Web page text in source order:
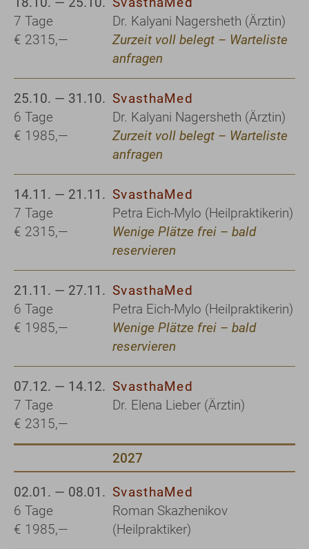
7 Tage
€ 2315,—
Dr. Kalyani Nagersheth (Ärztin)
Zurzeit voll belegt – Warteliste
anfragen
25.10. — 31.10.
6 Tage
€ 1985,—
SvasthaMed
Dr. Kalyani Nagersheth (Ärztin)
Zurzeit voll belegt – Warteliste
anfragen
14.11. — 21.11.
7 Tage
€ 2315,—
SvasthaMed
Petra Eich-Mylo (Heilpraktikerin)
Wenige Plätze frei – bald
reservieren
21.11. — 27.11.
6 Tage
€ 1985,—
SvasthaMed
Petra Eich-Mylo (Heilpraktikerin)
Wenige Plätze frei – bald
reservieren
07.12. — 14.12.
7 Tage
€ 2315,—
SvasthaMed
Dr. Elena Lieber (Ärztin)
2027
02.01. — 08.01.
6 Tage
€ 1985,—
SvasthaMed
Roman Skazhenikov
(Heilpraktiker)